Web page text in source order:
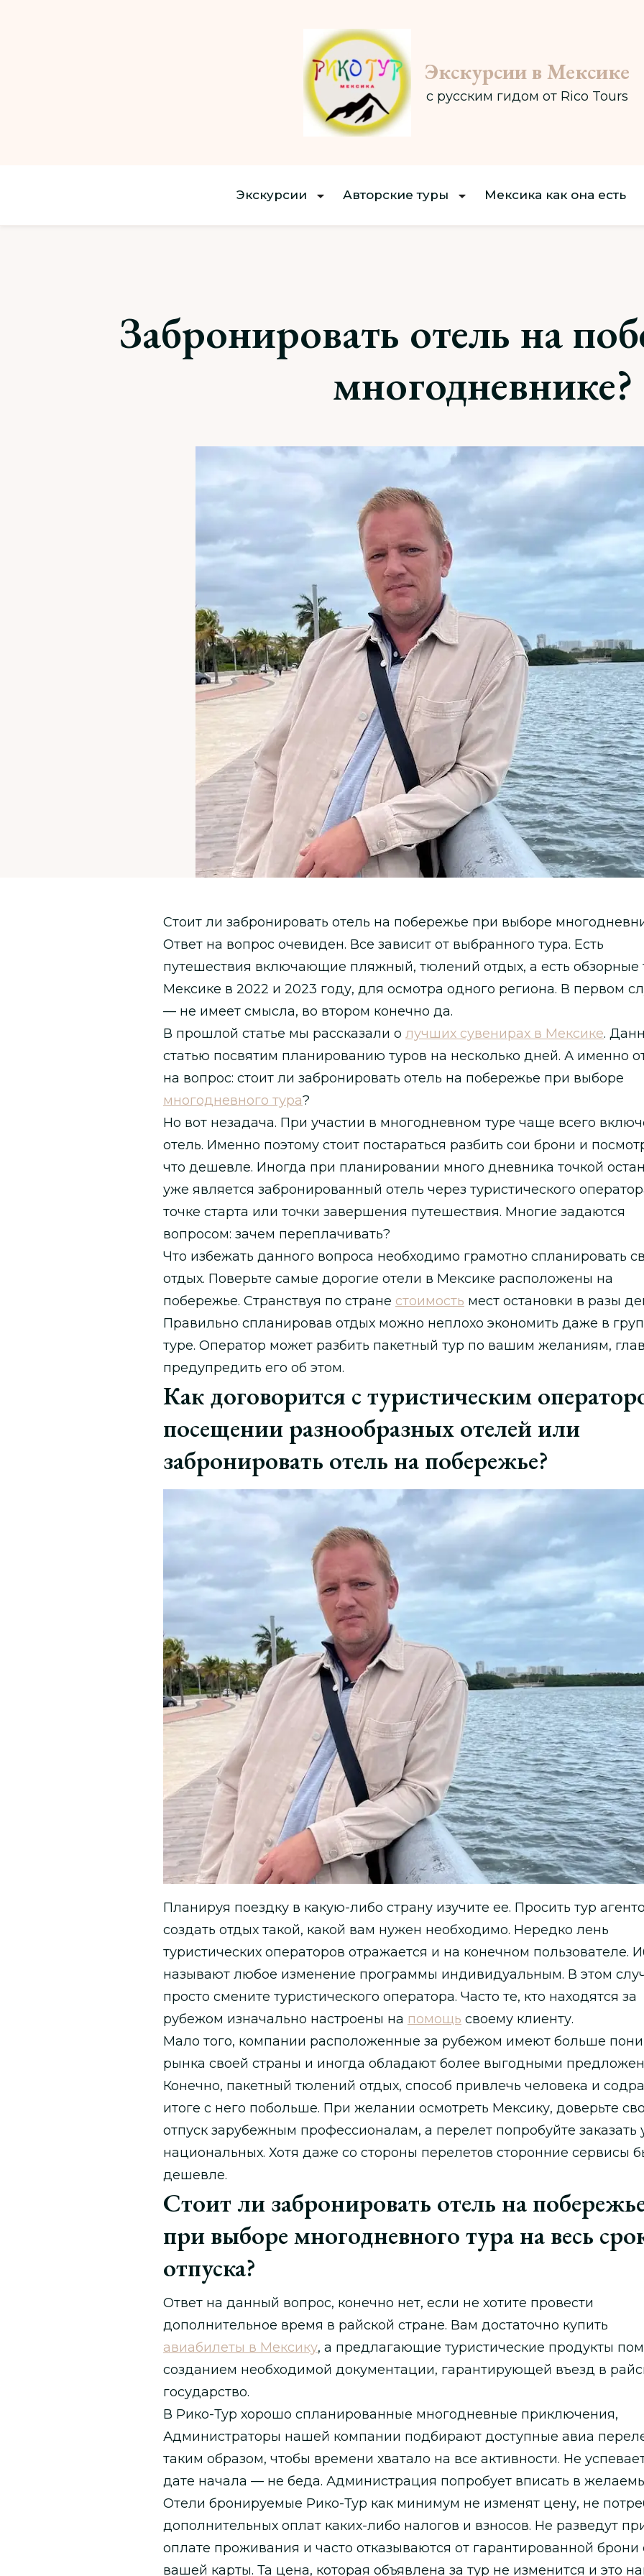
Экскурсии в Мексике
с русским гидом от Rico Tours
Экскурсии Авторские туры Мексика как она есть
Забронировать отель на
многодневнике?
Стоит ли забронировать отель на побережье при выборе
Ответ на вопрос очевиден. Все зависит от выбранного тура. Есть
путешествия включающие пляжный, тюлений отдых, а есть обзорные
Мексике в 2022 и 2023 году, для осмотра одного региона. В первом
— не имеет смысла, во втором конечно да.
В прошлой статье мы рассказали о лучших сувенирах в Мексике.
статью посвятим планированию туров на несколько дней. А именно
на вопрос: стоит ли забронировать отель на побережье при выборе
многодневного тура?
Но вот незадача. При участии в многодневном туре чаще всего
отель. Именно поэтому стоит постараться разбить сои брони и
что дешевле. Иногда при планировании много дневника точкой
уже является забронированный отель через туристического
точке старта или точки завершения путешествия. Многие задаются
вопросом: зачем переплачивать?
Что избежать данного вопроса необходимо грамотно спланировать
отдых. Поверьте самые дорогие отели в Мексике расположены на
побережье. Странствуя по стране стоимость мест остановки в разы
Правильно спланировав отдых можно неплохо экономить даже в
туре. Оператор может разбить пакетный тур по вашим желаниям,
предупредить его об этом.
Как договорится с туристическим
посещении разнообразных отелей или
забронировать отель на побережье?
Планируя поездку в какую-либо страну изучите ее. Просить тур
создать отдых такой, какой вам нужен необходимо. Нередко лень
туристических операторов отражается и на конечном пользователе.
называют любое изменение программы индивидуальным. В этом
просто смените туристического оператора. Часто те, кто находятся за
рубежом изначально настроены на помощь своему клиенту.
Мало того, компании расположенные за рубежом имеют больше
рынка своей страны и иногда обладают более выгодными
Конечно, пакетный тюлений отдых, способ привлечь человека и
итоге с него побольше. При желании осмотреть Мексику, доверьте
отпуск зарубежным профессионалам, а перелет попробуйте заказать
национальных. Хотя даже со стороны перелетов сторонние сервисы
дешевле.
Стоит ли забронировать отель на
при выборе многодневного тура на весь
отпуска?
Ответ на данный вопрос, конечно нет, если не хотите провести
дополнительное время в райской стране. Вам достаточно купить
авиабилеты в Мексику, а предлагающие туристические продукты
созданием необходимой документации, гарантирующей въезд в
государство.
В Рико-Тур хорошо спланированные многодневные приключения,
Администраторы нашей компании подбирают доступные авиа
таким образом, чтобы времени хватало на все активности. Не
дате начала — не беда. Администрация попробует вписать в
Отели бронируемые Рико-Тур как минимум не изменят цену, не
дополнительных оплат каких-либо налогов и взносов. Не разведут
оплате проживания и часто отказываются от гарантированной брони
вашей карты. Та цена, которая объявлена за тур не изменится и это